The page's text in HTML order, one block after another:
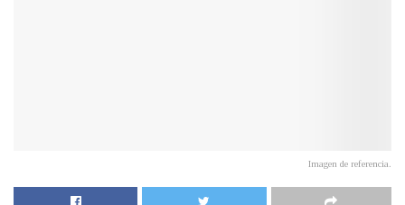
Imagen de referencia.